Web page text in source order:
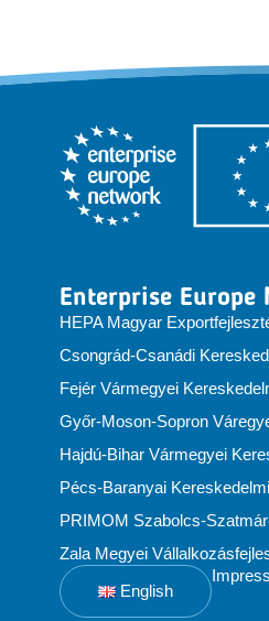
Enterprise Europe
HEPA Magyar
Csongrád-Csanádi
Fejér Vármegyei
Győr-Moson-Sopron
Hajdú-Bihar Vármegyei
Pécs-Baranyai
PRIMOM Szabolcs-
Zala Megyei
English